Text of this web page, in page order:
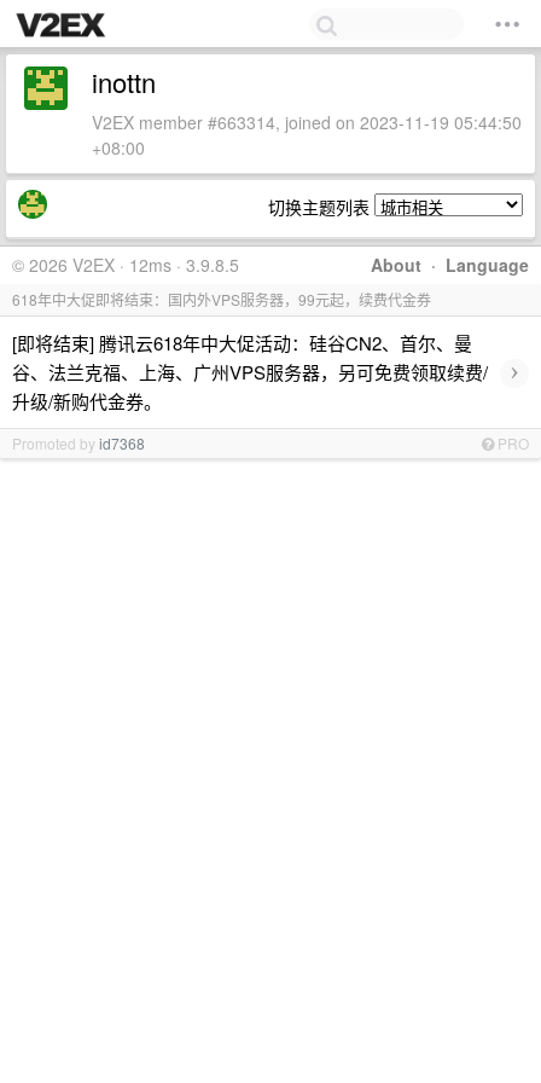
inottn
V2EX member #663314, joined on 2023-11-19 05:44:50
+08:00
切换主题列表
About · Language
© 2026 V2EX · 12ms · 3.9.8.5
618年中大促即将结束：国内外VPS服务器，99元起，续费代金券
[即将结束] 腾讯云618年中大促活动：硅谷CN2、首尔、曼
谷、法兰克福、上海、广州VPS服务器，另可免费领取续费/
升级/新购代金券。
›
Promoted byid7368 PRO